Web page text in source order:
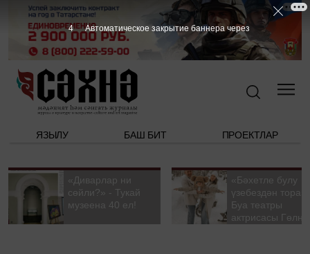
ЯЗЫЛУ БАШ БИТ ПРОЕКТЛАР
«Диварлар ни
сөйли?» - Тукай
музеена 40 ел!
«Бәхетле булу
үзебездән тора».
Буа театры
актрисасы
3 Автоматическое закрытие баннера через